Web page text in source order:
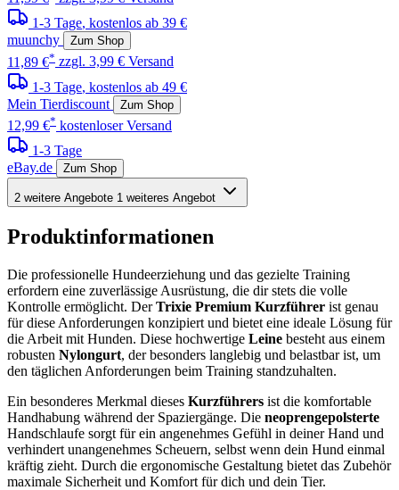
1-3 Tage, kostenlos ab 39 €
muunchy
Zum Shop
11,89 €* zzgl. 3,99 € Versand
1-3 Tage, kostenlos ab 49 €
Mein Tierdiscount
Zum Shop
12,99 €* kostenloser Versand
1-3 Tage
eBay.de
Zum Shop
2 weitere Angebote 1 weiteres Angebot
Produktinformationen
Die professionelle Hundeerziehung und das gezielte Training
erfordern eine zuverlässige Ausrüstung, die dir stets die volle
Kontrolle ermöglicht. DerTrixie Premium Kurzführer ist genau
für diese Anforderungen konzipiert und bietet eine ideale Lösung für
die Arbeit mit Hunden. Diese hochwertige Leine besteht aus einem
robusten Nylongurt, der besonders langlebig und belastbar ist, um
den täglichen Anforderungen beim Training standzuhalten.
Ein besonderes Merkmal dieses Kurzführers ist die komfortable
Handhabung während der Spaziergänge. Die neoprengepolsterte
Handschlaufe sorgt für ein angenehmes Gefühl in deiner Hand und
verhindert unangenehmes Scheuern, selbst wenn dein Hund einmal
kräftig zieht. Durch die ergonomische Gestaltung bietet das Zubehör
maximale Sicherheit und Komfort für dich und dein Tier.